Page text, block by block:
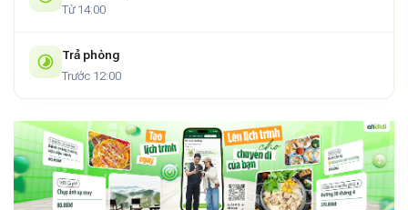
Từ 14:00
Trả phòng
Trước 12:00